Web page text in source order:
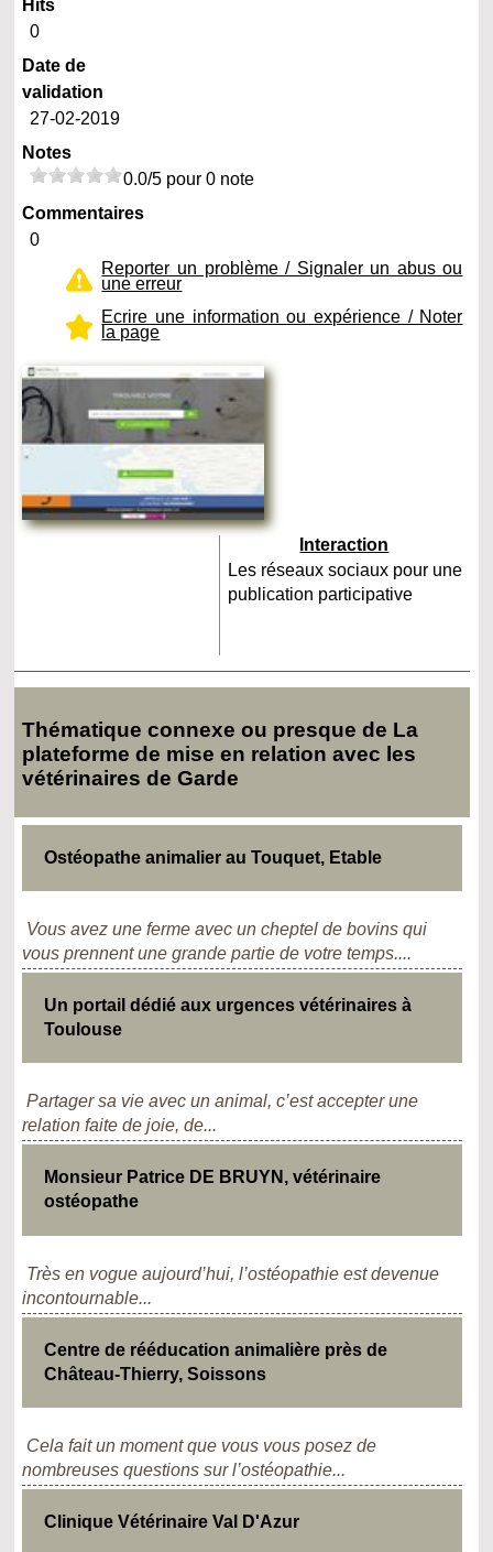
Hits
0
Date de
validation
27-02-2019
Notes
0.0/5 pour 0 note
Commentaires
0
Reporter un problème / Signaler un abus ou
une erreur
Ecrire une information ou expérience / Noter
la page
Interaction
Les réseaux sociaux pour une
publication participative
Thématique connexe ou presque de La
plateforme de mise en relation avec les
vétérinaires de Garde
Ostéopathe animalier au Touquet, Etable
Vous avez une ferme avec un cheptel de bovins qui
vous prennent une grande partie de votre temps....
Un portail dédié aux urgences vétérinaires à
Toulouse
Partager sa vie avec un animal, c’est accepter une
relation faite de joie, de...
Monsieur Patrice DE BRUYN, vétérinaire
ostéopathe
Très en vogue aujourd’hui, l’ostéopathie est devenue
incontournable...
Centre de rééducation animalière près de
Château-Thierry, Soissons
Cela fait un moment que vous vous posez de
nombreuses questions sur l’ostéopathie...
Clinique Vétérinaire Val D'Azur